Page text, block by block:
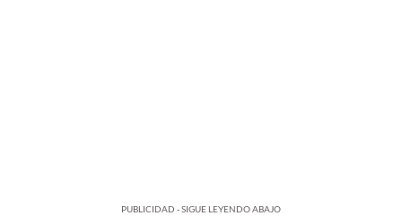
PUBLICIDAD - SIGUE LEYENDO ABAJO